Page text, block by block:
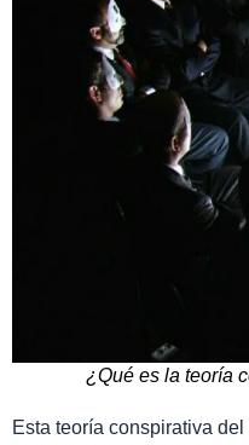
¿Qué es la teoría
Esta teoría conspirativa del